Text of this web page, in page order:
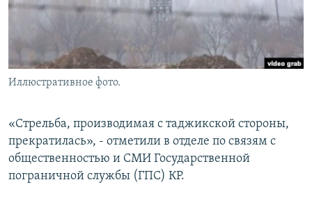
Иллюстративное фото.
«Стрельба, производимая с таджикской стороны,
прекратилась», - отметили в отделе по связям с
общественностью и СМИ Государственной
пограничной службы (ГПС) КР.